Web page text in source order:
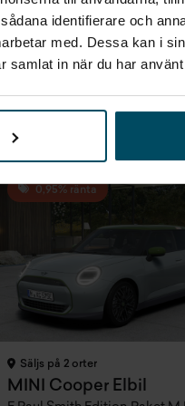
identifierare och
med. Dessa kan i
samlat in när du har
Pris
Inkl. moms
408 700 kr
Inkl. moms
3 618
Inkl. moms
3 650 kr/mån
Exkl. moms
2 892
0,95% ränta
Säljs på 2 orter
MINI Cooper Elbil